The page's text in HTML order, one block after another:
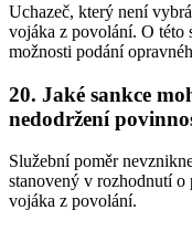
Uchazeč, který není
vojáka z povolání. O této
možnosti podání
20. Jaké sankce
nedodržení
Služební poměr
stanovený v rozhodnutí o
vojáka z povolání.